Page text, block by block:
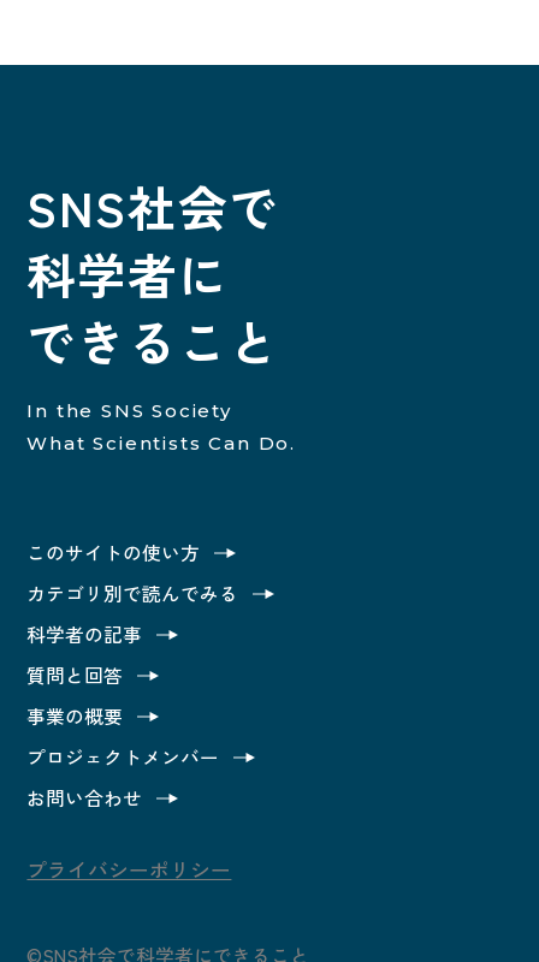
SNS社会で
科学者に
できること
In the SNS Society
What Scientists Can Do.
このサイトの使い方
カテゴリ別で読んでみる
科学者の記事
質問と回答
事業の概要
プロジェクトメンバー
お問い合わせ
プライバシーポリシー
©SNS社会で科学者にできること